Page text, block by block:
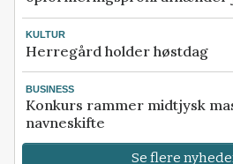
KULTUR
Herregård holder høstdag
BUSINESS
Konkurs rammer midtjysk
navneskifte
Se flere